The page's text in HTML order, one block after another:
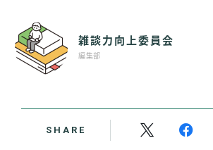
雑談力向上委員会
編集部
SHARE